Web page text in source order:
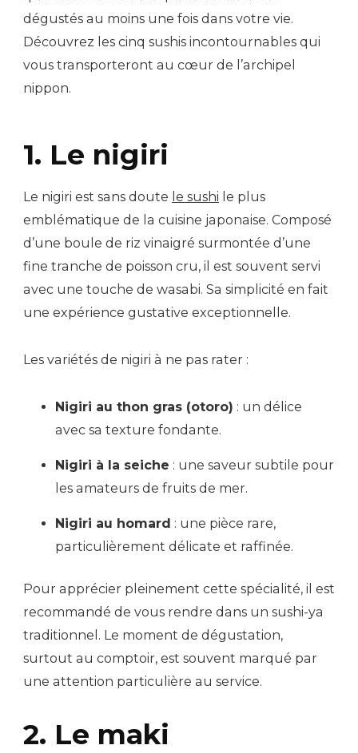
dégustés au moins une fois dans votre vie.
Découvrez les cinq sushis incontournables qui
vous transporteront au cœur de l’archipel
nippon.
1. Le nigiri
Le nigiri est sans doute le sushi le plus
emblématique de la cuisine japonaise. Composé
d’une boule de riz vinaigré surmontée d’une
fine tranche de poisson cru, il est souvent servi
avec une touche de wasabi. Sa simplicité en fait
une expérience gustative exceptionnelle.
Les variétés de nigiri à ne pas rater :
Nigiri au thon gras (otoro) : un délice
avec sa texture fondante.
Nigiri à la seiche : une saveur subtile pour
les amateurs de fruits de mer.
Nigiri au homard : une pièce rare,
particulièrement délicate et raffinée.
Pour apprécier pleinement cette spécialité, il est
recommandé de vous rendre dans un sushi-ya
traditionnel. Le moment de dégustation,
surtout au comptoir, est souvent marqué par
une attention particulière au service.
2. Le maki